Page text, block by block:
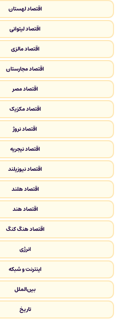
اقتصاد لهستان
اقتصاد لیتوانی
اقتصاد مالزی
اقتصاد مجارستان
اقتصاد مصر
اقتصاد مکزیک
اقتصاد نروژ
اقتصاد نیجریه
اقتصاد نیوزیلند
اقتصاد هلند
اقتصاد هند
اقتصاد هنگ کنگ
انرژی
اینترنت و شبکه
بین‌الملل
تاریخ